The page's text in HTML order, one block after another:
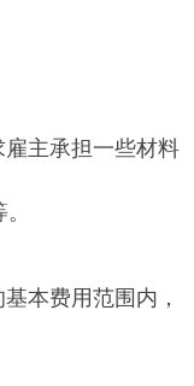
主承担一些材料
本费用范围内，